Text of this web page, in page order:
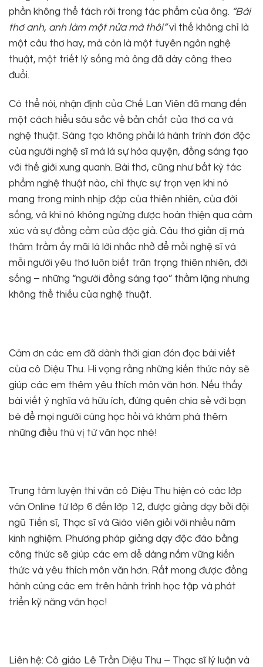
phần không thể tách rời trong tác phẩm của ông. “Bài
thơ anh, anh làm một nửa mà thôi”vì thế không chỉ là
một câu thơ hay, mà còn là một tuyên ngôn nghệ
thuật, một triết lý sống mà ông đã dày công theo
đuổi.
Có thể nói, nhận định của Chế Lan Viên đã mang đến
một cách hiểu sâu sắc về bản chất của thơ ca và
nghệ thuật. Sáng tạo không phải là hành trình đơn độc
của người nghệ sĩ mà là sự hòa quyện, đồng sáng tạo
với thế giới xung quanh. Bài thơ, cũng như bất kỳ tác
phẩm nghệ thuật nào, chỉ thực sự trọn vẹn khi nó
mang trong mình nhịp đập của thiên nhiên, của đời
sống, và khi nó không ngừng được hoàn thiện qua cảm
xúc và sự đồng cảm của độc giả. Câu thơ giản dị mà
thâm trầm ấy mãi là lời nhắc nhở để mỗi nghệ sĩ và
mỗi người yêu thơ luôn biết trân trọng thiên nhiên, đời
sống – những “người đồng sáng tạo” thầm lặng nhưng
không thể thiếu của nghệ thuật.
Cảm ơn các em đã dành thời gian đón đọc bài viết
của cô Diệu Thu. Hi vọng rằng những kiến thức này sẽ
giúp các em thêm yêu thích môn văn hơn. Nếu thấy
bài viết ý nghĩa và hữu ích, đừng quên chia sẻ với bạn
bè để mọi người cùng học hỏi và khám phá thêm
những điều thú vị từ văn học nhé!
Trung tâm luyện thi văn cô Diệu Thu hiện có các lớp
văn Online từ lớp 6 đến lớp 12, được giảng dạy bởi đội
ngũ Tiến sĩ, Thạc sĩ và Giáo viên giỏi với nhiều năm
kinh nghiệm. Phương pháp giảng dạy độc đáo bằng
công thức sẽ giúp các em dễ dàng nắm vững kiến
thức và yêu thích môn văn hơn. Rất mong được đồng
hành cùng các em trên hành trình học tập và phát
triển kỹ năng văn học!
Liên hệ: Cô giáo Lê Trần Diệu Thu – Thạc sĩ lý luận và